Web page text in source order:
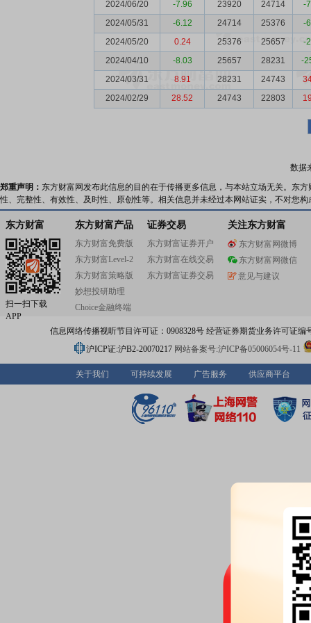
2024/06/20
-7.96 23920 24714
-
2024/05/31
-6.12 24714 25376
-
2024/05/20
0.24 25376 25657
-
2024/04/10
-8.03 25657 28231
-
2024/03/31
8.91 28231 24743
2024/02/29
28.52 24743 22803
数据
郑重声明： 东方财富网发布此信息的目的在于传播更多信息，与本站立场无关。东
性、完整性、有效性、及时性、原创性等。相关信息并未经过本网站证实，不对您
东方财富
扫一扫下载
APP
东方财富产品
东方财富免费版
东方财富Level-2
东方财富策略版
妙想投研助理
Choice金融终端
证券交易
东方财富证券开户
东方财富在线交易
东方财富证券交易
关注东方财富
东方财富网微博
东方财富网微信
意见与建议
信息网络传播视听节目许可证：0908328号 经营证券期货业务许可证编
沪ICP证:沪B2-20070217 网站备案号:沪ICP备05006054号-11
关于我们 可持续发展 广告服务 供应商平台